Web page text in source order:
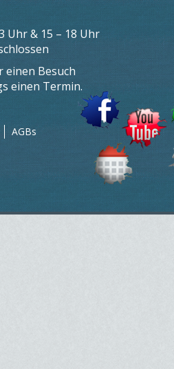
Uhr & 15 – 18 Uhr
einen Besuch
einen Termin.
AGBs